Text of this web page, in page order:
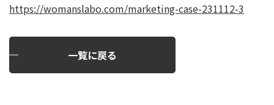
https://womanslabo.com/marketing-case-231112-3
一覧に戻る